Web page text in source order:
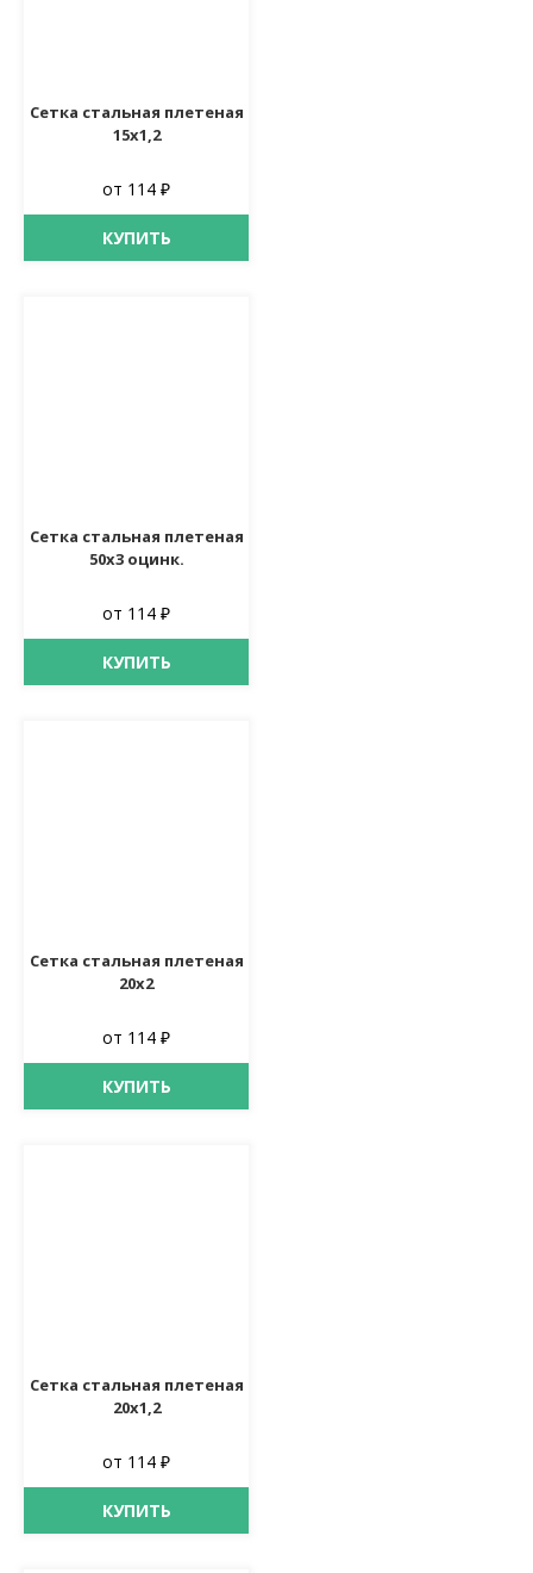
Сетка стальная плетеная
15х1,2
от 114 ₽
КУПИТЬ
Сетка стальная плетеная
50х3 оцинк.
от 114 ₽
КУПИТЬ
Сетка стальная плетеная
20х2
от 114 ₽
КУПИТЬ
Сетка стальная плетеная
20х1,2
от 114 ₽
КУПИТЬ